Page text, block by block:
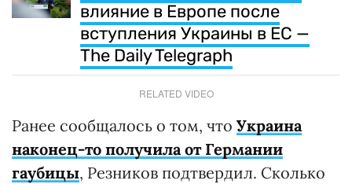
влияние в Европе после
вступления Украины в ЕС —
The Daily Telegraph
RELATED VIDEO
Ранее сообщалось о том, что Украина
наконец-то получила от Германии
гаубицы, Резников подтвердил. Сколько